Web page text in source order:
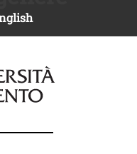
al contenuto principale
finestra
link in una nuova